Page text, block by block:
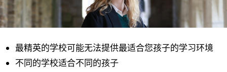
最精英的学校可能无法提供最适合您孩子的学习环境
不同的学校适合不同的孩子